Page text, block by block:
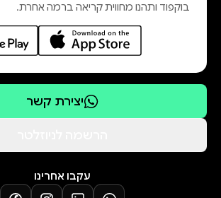
בוקפוד ותהנו מחווית קריאה ברמה אחרת.
יצירת קשר
עקבו אחרינו